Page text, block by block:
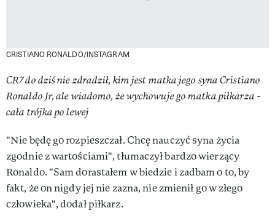
CRISTIANO RONALDO/INSTAGRAM
CR7 do dziś nie zdradził, kim jest matka jego syna Cristiano
Ronaldo Jr, ale wiadomo, że wychowuje go matka piłkarza -
cała trójka po lewej
"Nie będę go rozpieszczał. Chcę nauczyć syna życia
zgodnie z wartościami", tłumaczył bardzo wierzący
Ronaldo. "Sam dorastałem w biedzie i zadbam o to, by
fakt, że on nigdy jej nie zazna, nie zmienił go w złego
człowieka", dodał piłkarz.